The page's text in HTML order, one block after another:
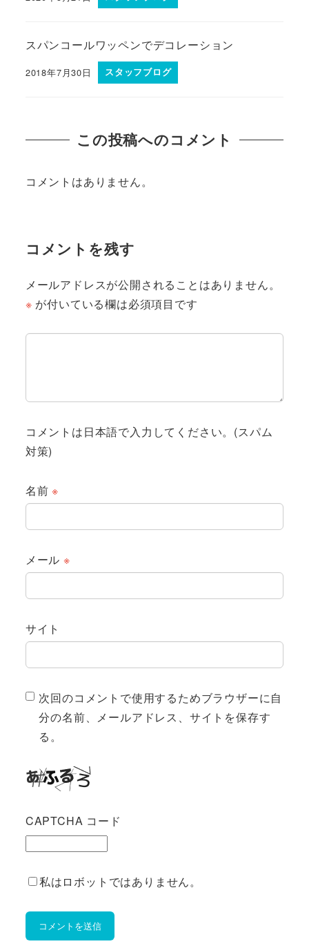
スパンコールワッペンでデコレーション
2018年7月30日 スタッフブログ
この投稿へのコメント
コメントはありません。
コメントを残す
メールアドレスが公開されることはありません。
※ が付いている欄は必須項目です
コメントは日本語で入力してください。(スパム
対策)
名前※
メール ※
サイト
次回のコメントで使用するためブラウザーに自
分の名前、メールアドレス、サイトを保存す
る。
CAPTCHA コード
私はロボットではありません。